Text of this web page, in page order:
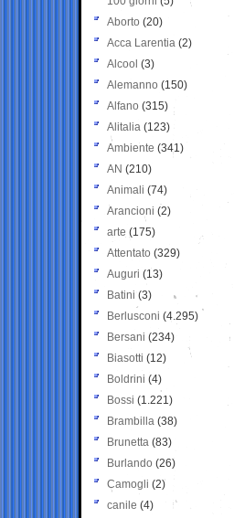
Aborto (20)
Acca Larentia (2)
Alcool (3)
Alemanno (150)
Alfano (315)
Alitalia (123)
Ambiente (341)
AN (210)
Animali (74)
Arancioni (2)
arte (175)
Attentato (329)
Auguri (13)
Batini (3)
Berlusconi (4.295)
Bersani (234)
Biasotti (12)
Boldrini (4)
Bossi (1.221)
Brambilla (38)
Brunetta (83)
Burlando (26)
Camogli (2)
canile (4)